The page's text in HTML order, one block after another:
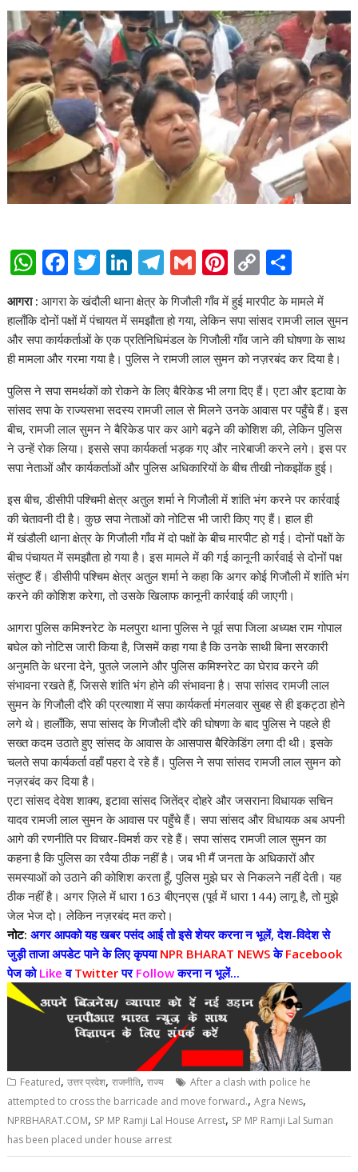
W
at
s
A
p
p
F
ac
e
b
o
o
k
T
w
itt
er
Li
n
k
e
dI
n
T
el
e
gr
a
m
G
m
ai
l
Pi
nt
er
e
st
C
o
p
y
Li
n
k
ar
e
आगरा : आगरा के खंदौली थाना क्षेत्र के गिजौली गाँव में हुई मारपीट के मामले में
हालाँकि दोनों पक्षों में पंचायत में समझौता हो गया, लेकिन सपा सांसद रामजी लाल सुमन
और सपा कार्यकर्ताओं के एक प्रतिनिधिमंडल के गिजौली गाँव जाने की घोषणा के साथ
ही मामला और गरमा गया है। पुलिस ने रामजी लाल सुमन को नज़रबंद कर दिया है।
पुलिस ने सपा समर्थकों को रोकने के लिए बैरिकेड भी लगा दिए हैं। एटा और इटावा के
सांसद सपा के राज्यसभा सदस्य रामजी लाल से मिलने उनके आवास पर पहुँचे हैं। इस
बीच, रामजी लाल सुमन ने बैरिकेड पार कर आगे बढ़ने की कोशिश की, लेकिन पुलिस
ने उन्हें रोक लिया। इससे सपा कार्यकर्ता भड़क गए और नारेबाजी करने लगे। इस पर
सपा नेताओं और कार्यकर्ताओं और पुलिस अधिकारियों के बीच तीखी नोकझोंक हुई।
इस बीच, डीसीपी पश्चिमी क्षेत्र अतुल शर्मा ने गिजौली में शांति भंग करने पर कार्रवाई
की चेतावनी दी है। कुछ सपा नेताओं को नोटिस भी जारी किए गए हैं। हाल ही
में खंडौली थाना क्षेत्र के गिजौली गाँव में दो पक्षों के बीच मारपीट हो गई। दोनों पक्षों के
बीच पंचायत में समझौता हो गया है। इस मामले में की गई कानूनी कार्रवाई से दोनों पक्ष
संतुष्ट हैं। डीसीपी पश्चिम क्षेत्र अतुल शर्मा ने कहा कि अगर कोई गिजौली में शांति भंग
करने की कोशिश करेगा, तो उसके खिलाफ कानूनी कार्रवाई की जाएगी।
आगरा पुलिस कमिश्नरेट के मलपुरा थाना पुलिस ने पूर्व सपा जिला अध्यक्ष राम गोपाल
बघेल को नोटिस जारी किया है, जिसमें कहा गया है कि उनके साथी बिना सरकारी
अनुमति के धरना देने, पुतले जलाने और पुलिस कमिश्नरेट का घेराव करने की
संभावना रखते हैं, जिससे शांति भंग होने की संभावना है। सपा सांसद रामजी लाल
सुमन के गिजौली दौरे की प्रत्याशा में सपा कार्यकर्ता मंगलवार सुबह से ही इकट्ठा होने
लगे थे। हालाँकि, सपा सांसद के गिजौली दौरे की घोषणा के बाद पुलिस ने पहले ही
सख्त कदम उठाते हुए सांसद के आवास के आसपास बैरिकेडिंग लगा दी थी। इसके
चलते सपा कार्यकर्ता वहाँ पहरा दे रहे हैं। पुलिस ने सपा सांसद रामजी लाल सुमन को
नज़रबंद कर दिया है।
एटा सांसद देवेश शाक्य, इटावा सांसद जितेंद्र दोहरे और जसराना विधायक सचिन
यादव रामजी लाल सुमन के आवास पर पहुँचे हैं। सपा सांसद और विधायक अब अपनी
आगे की रणनीति पर विचार-विमर्श कर रहे हैं। सपा सांसद रामजी लाल सुमन का
कहना है कि पुलिस का रवैया ठीक नहीं है। जब भी मैं जनता के अधिकारों और
समस्याओं को उठाने की कोशिश करता हूँ, पुलिस मुझे घर से निकलने नहीं देती। यह
ठीक नहीं है। अगर ज़िले में धारा 163 बीएनएस (पूर्व में धारा 144) लागू है, तो मुझे
जेल भेज दो। लेकिन नज़रबंद मत करो।
नोट: अगर आपको यह खबर पसंद आई तो इसे शेयर करना न भूलें, देश-विदेश से
जुड़ी ताजा अपडेट पाने के लिए कृपयाNPR BHARAT NEWSके Facebook
पेज कोLike वTwitterपर Followकरना न भूलें...
Featured,उत्तर प्रदेश,राजनीति,राज्य
After a clash with police he
attempted to cross the barricade and move forward.,Agra News,
NPRBHARAT.COM, SP MP Ramji Lal House Arrest, SP MP Ramji Lal Suman
has been placed under house arrest